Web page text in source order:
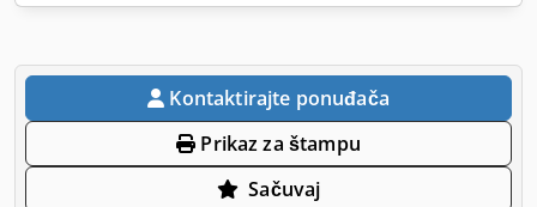
Kontaktirajte ponuđača
Prikaz za štampu
Sačuvaj